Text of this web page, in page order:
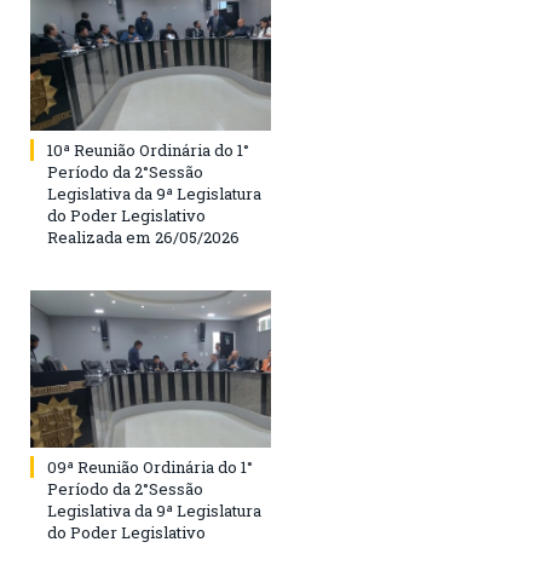
10ª Reunião Ordinária do 1°
Período da 2°Sessão
Legislativa da 9ª Legislatura
do Poder Legislativo
Realizada em 26/05/2026
09ª Reunião Ordinária do 1°
Período da 2°Sessão
Legislativa da 9ª Legislatura
do Poder Legislativo